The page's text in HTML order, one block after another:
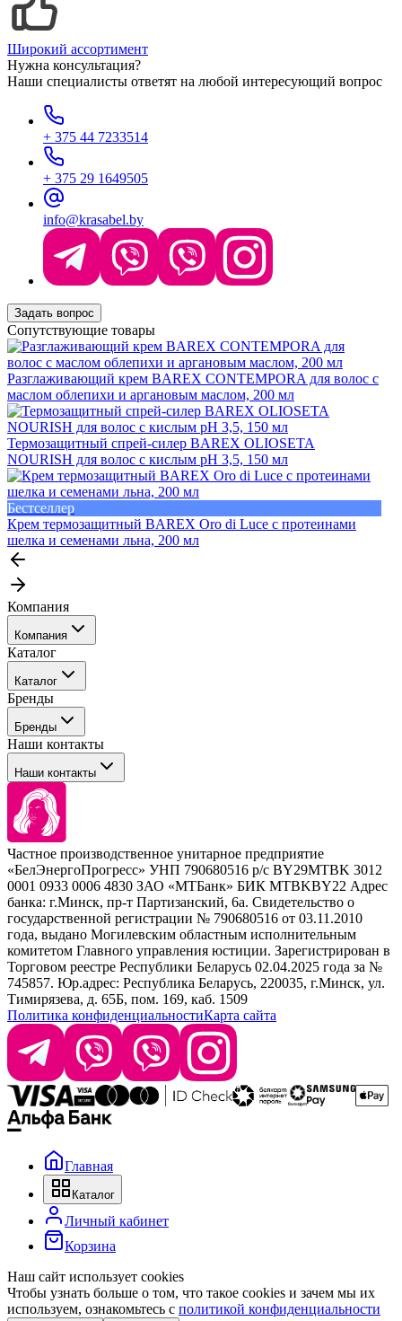
Широкий ассортимент
Нужна консультация?
Наши специалисты ответят на любой интересующий вопрос
+ 375 44 7233514
+ 375 29 1649505
info@krasabel.by
Задать вопрос
Сопутствующие товары
Разглаживающий крем BAREX CONTEMPORA для волос с
маслом облепихи и аргановым маслом, 200 мл
Термозащитный спрей-силер BAREX OLIOSETA
NOURISH для волос с кислым pH 3,5, 150 мл
Бестселлер
Крем термозащитный BAREX Oro di Luce с протеинами
шелка и семенами льна, 200 мл
Компания
Компания
События
Покупателю
Каталог
Каталог
Профессиональные средства для окрашивания волос
Сервисные средства
Уход
Стайлинг
Брови и ресницы
Барберинг
Наборы
Расходные материалы
Бренды
Бренды
Tefia
Concept
Kezy
Barex
Sim Sensitive
Kebren
Selective Professional
White Line
Наши контакты
Наши контакты
+ 375 44 7233514
+ 375 29 1649505
info@krasabel.by
Офис: г. Минск, ул. Тимирязева 65Б, офис 1509
Склад: г. Минск, ул. Домбровская, 15
Время работы: пн–чт 9:00–17:30, пт 9:00–17:00
Частное производственное унитарное предприятие
«БелЭнергоПрогресс» УНП 790680516 р/с BY29MTBK 3012
0001 0933 0006 4830 ЗАО «МТБанк» БИК MTBKBY22 Адрес
банка: г.Минск, пр-т Партизанский, 6а. Свидетельство о
государственной регистрации № 790680516 от 03.11.2010
года, выдано Могилевским областным исполнительным
комитетом Главного управления юстиции. Зарегистрирован в
Торговом реестре Республики Беларусь 02.04.2025 года за №
745857. Юр.адрес: Республика Беларусь, 220035, г.Минск, ул.
Тимирязева, д. 65Б, пом. 169, каб. 1509
Политика конфиденциальностиКарта сайта
Главная
Каталог
Личный кабинет
Корзина
Наш сайт использует cookies
Чтобы узнать больше о том, что такое cookies и зачем мы их
используем, ознакомьтесь с политикой конфиденциальности